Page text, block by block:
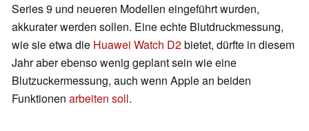
Series 9 und neueren Modellen eingeführt wurden,
akkurater werden sollen. Eine echte Blutdruckmessung,
wie sie etwa die Huawei Watch D2bietet, dürfte in diesem
Jahr aber ebenso wenig geplant sein wie eine
Blutzuckermessung, auch wenn Apple an beiden
Funktionen arbeiten soll.